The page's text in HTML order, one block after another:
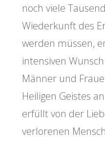
noch viele
Wiederkunft des
werden müssen,
intensiven
Männer und
Heiligen Geistes
erfüllt von der
verlorenen